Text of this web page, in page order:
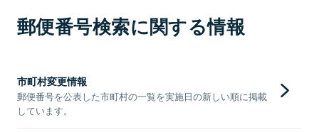
郵便番号検索に関する情報
市町村変更情報
郵便番号を公表した市町村の一覧を実施日の新しい順に掲載
しています。